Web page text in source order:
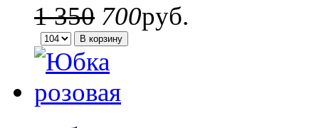
1 350 700руб.